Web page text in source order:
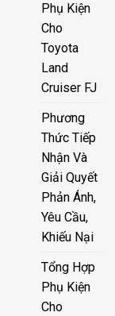
Phụ Kiện
Cho
Toyota
Land
Cruiser FJ
Phương
Thức Tiếp
Nhận Và
Giải Quyết
Phản Ánh,
Yêu Cầu,
Khiếu Nại
Tổng Hợp
Phụ Kiện
Cho